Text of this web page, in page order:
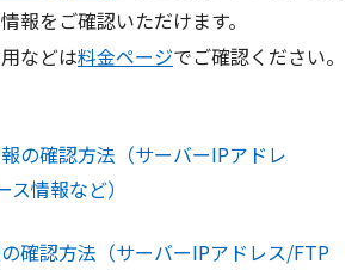
報をご確認いただけます。
などは料金ページでご確認ください。
確認方法（サーバーIPアドレス/FTP